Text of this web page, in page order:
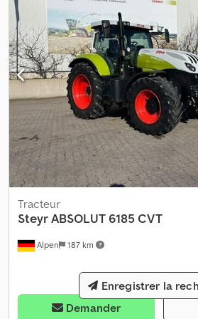
Alpen 187 km
Tracteur
SteyrABSOLUT 6185 CVT
Demander
Enregistrer la